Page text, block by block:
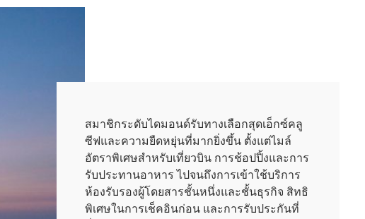
สมาชิกระดับไดมอนด์รับทางเลือกสุดเอ็กซ์คลู
ซีฟและความยืดหยุ่นที่มากยิ่งขึ้น ตั้งแต่ไมล์
อัตราพิเศษสำหรับเที่ยวบิน การช้อปปิ้งและการ
รับประทานอาหาร ไปจนถึงการเข้าใช้บริการ
ห้องรับรองผู้โดยสารชั้นหนึ่งและชั้นธุรกิจ สิทธิ
พิเศษในการเช็คอินก่อน และการรับประกันที่